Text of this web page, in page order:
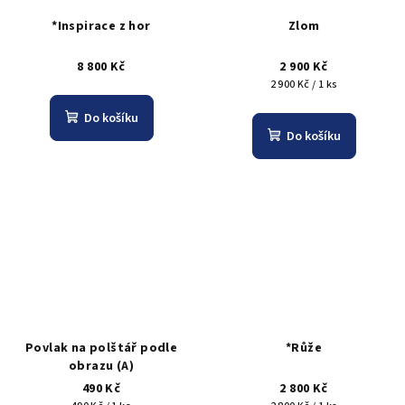
*Inspirace z hor
8 800 Kč
Do košíku
Zlom
2 900 Kč
Měrná
2 900 Kč / 1 ks
Do košíku
Povlak na polštář podle
obrazu (A)
490 Kč
*Růže
2 800 Kč